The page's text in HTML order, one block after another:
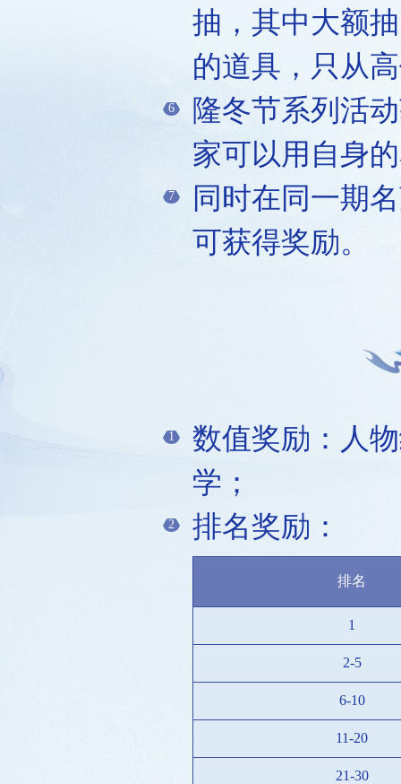
抽，其中大额
的道具，只从
6
隆冬节系列活
家可以用自身
7
同时在同一期
可获得奖励。
1
数值奖励：人
学；
2 排名奖励：
排名
1
2-5
6-10
11-20
21-30